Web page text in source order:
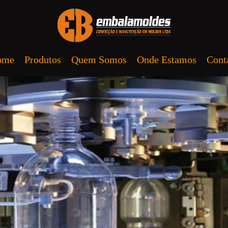
Produtos Quem Somos Onde Estamos